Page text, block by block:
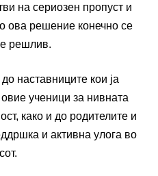
на сериозен пропуст и
ова решение конечно се
решлив.
наставниците кои ја
ученици за нивната
како и до родителите и
и активна улога во